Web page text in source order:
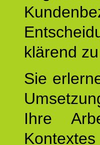
klärend
Sie
Ihre